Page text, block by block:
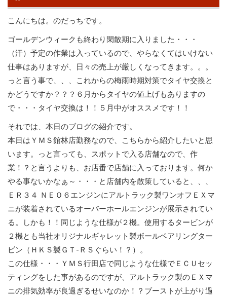
こんにちは。のだっちです。
ゴールデンウィークも終わり閑散期に入りました・・・
（汗）予定の作業は入っているので、やらなくてはいけない
仕事はありますが、日々の売上が厳しくなってきます。。。
っと言う事で、、、これからの梅雨時期対策でタイヤ交換と
かどうですか？？？６月からタイヤの値上げもありますの
で・・・タイヤ交換は！！５月中がオススメです！！
それでは、本日のブログの紹介です。
本日はＹＭＳ館林店勤務なので、こちらから紹介したいと思
います。っと言っても、スポットで入る店舗なので、作
業！？と言うよりも、お店番で店舗に入っております。何か
やる事ないかなぁ～・・・と店舗内を散策していると、、、
ＥＲ３４ ＮＥＯ６エンジンにアルトラック製ワンオフＥＸマ
ニが装着されているオーバーホールエンジンが展示されてい
る。しかも！！同じような仕様が２機。使用するタービンが
２機とも当社オリジナルギャレット製ボールベアリングター
ビン（ＨＫＳ製ＧＴ-ＲＳぐらい！？）。
この仕様・・・ＹＭＳ行田店で同じような仕様でＥＣＵセッ
ティングをした事があるのですが、アルトラック製のＥＸマ
ニの排気効率が良過ぎるせいなのか！？ブーストが上がり過